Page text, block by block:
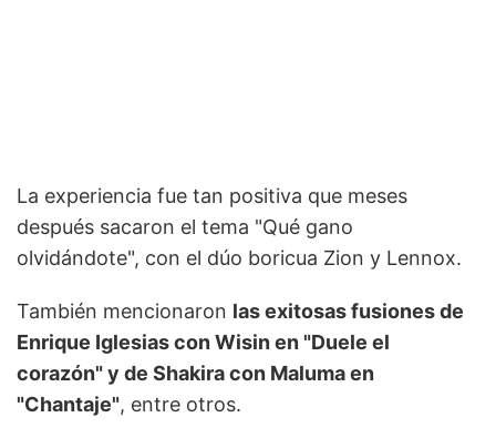
La experiencia fue tan positiva que meses
después sacaron el tema "Qué gano
olvidándote", con el dúo boricua Zion y Lennox.
También mencionaron las exitosas fusiones de
Enrique Iglesias con Wisin en "Duele el
corazón" y de Shakira con Maluma en
"Chantaje", entre otros.